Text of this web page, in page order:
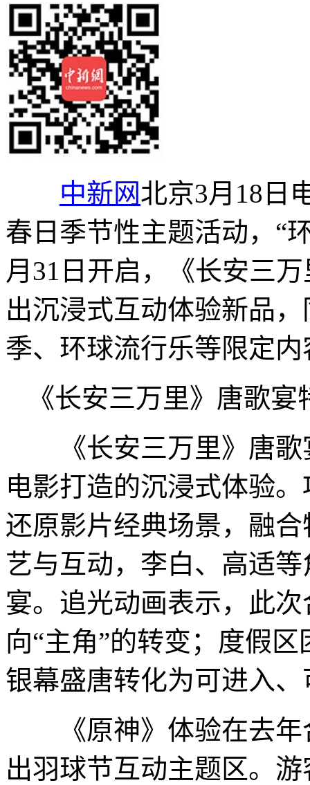
中新网北京3月18日
春日季节性主题活动，“
月31日开启，《长安三
出沉浸式互动体验新品
季、环球流行乐等限定内
《长安三万里》唐歌
《长安三万里》唐歌
电影打造的沉浸式体验
还原影片经典场景，融
艺与互动，李白、高适
宴。追光动画表示，此
向“主角”的转变；度假
银幕盛唐转化为可进入
《原神》体验在去年
出羽球节互动主题区。